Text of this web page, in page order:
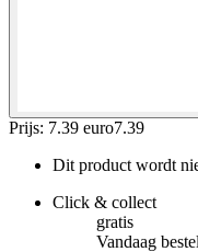
Prijs: 7.39 euro7.39
Dit product wordt
Click & collect
gratis
Vandaag